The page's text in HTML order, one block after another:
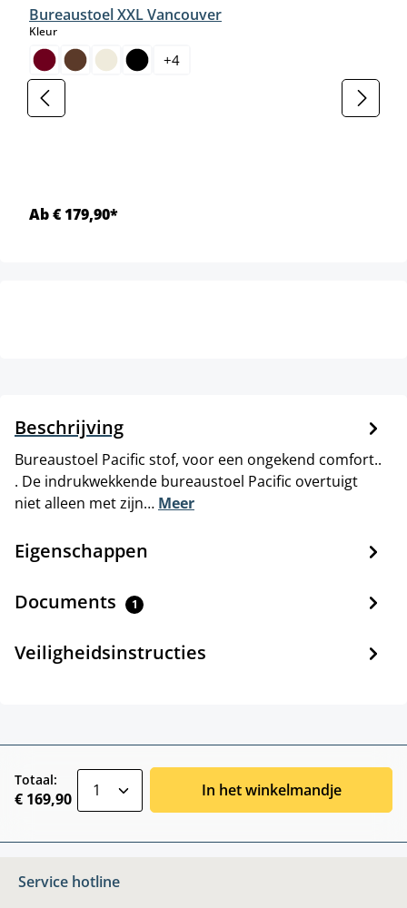
Bureaustoel XXL Vancouver
Kleurselect
+4
Ab € 179,90*
Beschrijving
Bureaustoel Pacific stof, voor een ongekend comfort..
. De indrukwekkende bureaustoel Pacific overtuigt
niet alleen met zijn… Meer
Eigenschappen
Documents 1
Veiligheidsinstructies
Totaal:
€ 169,90 In het winkelmandje
Service hotline